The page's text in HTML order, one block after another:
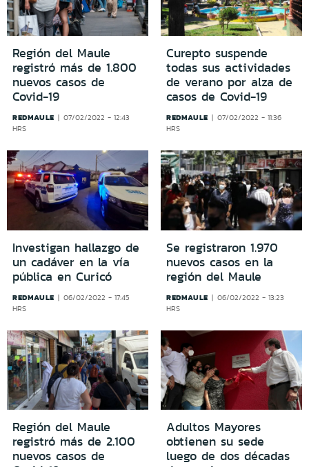
Región del Maule
registró más de 1.800
nuevos casos de
Covid-19
REDMAULE
07/02/2022 - 12:43
HRS
Curepto suspende
todas sus actividades
de verano por alza de
casos de Covid-19
REDMAULE
07/02/2022 - 11:36
HRS
Investigan hallazgo de
un cadáver en la vía
pública en Curicó
REDMAULE
06/02/2022 - 17:45
HRS
Se registraron 1.970
nuevos casos en la
región del Maule
REDMAULE
06/02/2022 - 13:23
HRS
Región del Maule
registró más de 2.100
nuevos casos de
Adultos Mayores
obtienen su sede
luego de dos décadas